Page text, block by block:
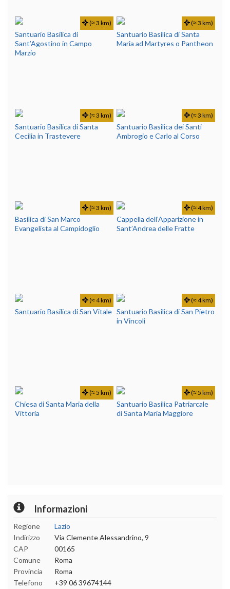
Santuario Basilica di
Sant’Agostino in Campo
Marzio
(≈ 3 km)
Santuario Basilica di Santa
Maria ad Martyres o Pantheon
(≈ 3 km)
Santuario Basilica di Santa
Cecilia in Trastevere
(≈ 3 km)
Santuario Basilica dei Santi
Ambrogio e Carlo al Corso
(≈ 3 km)
Basilica di San Marco
Evangelista al Campidoglio
(≈ 3 km)
Cappella dell’Apparizione in
Sant’Andrea delle Fratte
(≈ 4 km)
Santuario Basilica di San Vitale
(≈ 4 km)
Santuario Basilica di San Pietro
in Vincoli
(≈ 4 km)
Chiesa di Santa Maria della
Vittoria
(≈ 5 km)
Santuario Basilica Patriarcale
di Santa Maria Maggiore
(≈ 5 km)
Informazioni
Regione
Lazio
Indirizzo
Via Clemente Alessandrino, 9
CAP
00165
Comune
Roma
Provincia
Roma
Telefono
+39 06 39674144